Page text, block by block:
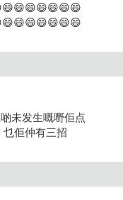
未发生嘅嘢佢点
佢仲有三招